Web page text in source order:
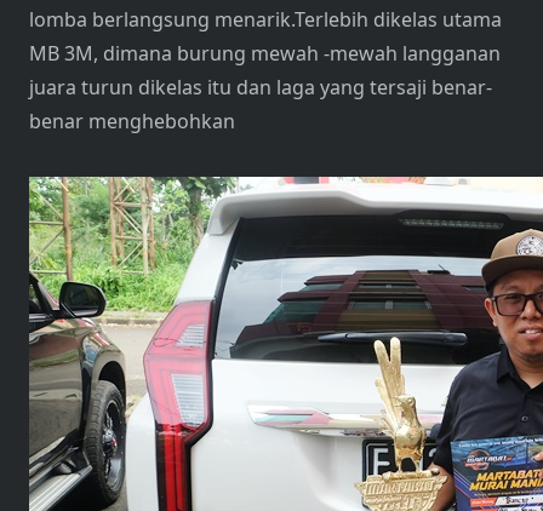
lomba berlangsung menarik.Terlebih dikelas utama
MB 3M, dimana burung mewah -mewah langganan
juara turun dikelas itu dan laga yang tersaji benar-
benar menghebohkan